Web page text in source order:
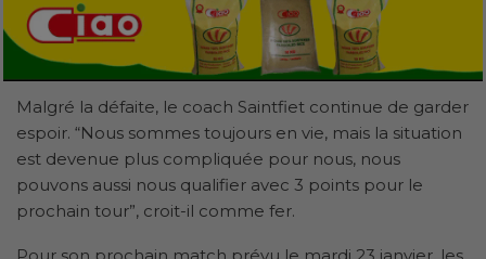
Malgré la défaite, le coach Saintfiet continue de garder
espoir. “Nous sommes toujours en vie, mais la situation
est devenue plus compliquée pour nous, nous
pouvons aussi nous qualifier avec 3 points pour le
prochain tour”, croit-il comme fer.